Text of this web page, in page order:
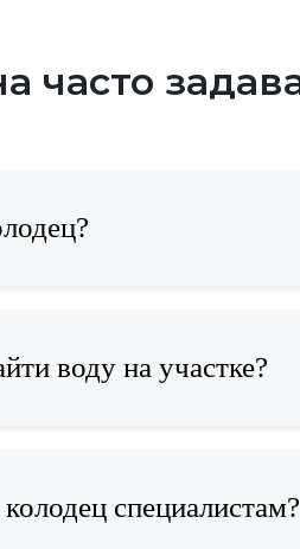
часто
воду на участке?
специалистам?